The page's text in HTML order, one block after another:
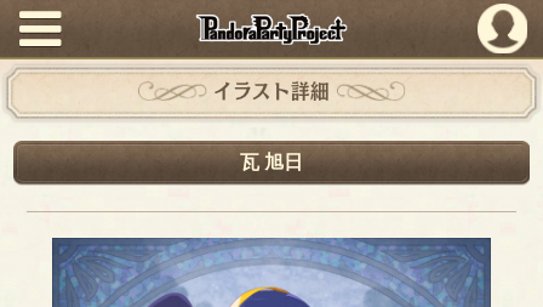
PandoraPartyProject
イラスト詳細
瓦 旭日